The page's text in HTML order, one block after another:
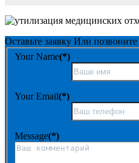
Оставьте заявку Или позвоните
Your Name(*)
Your Email(*)
Message(*)